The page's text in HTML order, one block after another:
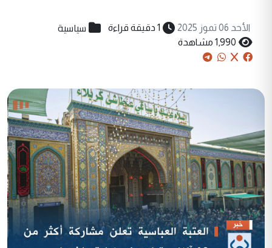
الأحد 06 تموز 2025 1 دقيقة قراءة سياسية
1,990 مشاهدة